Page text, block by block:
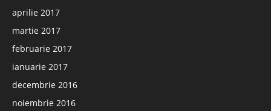
aprilie 2017
martie 2017
februarie 2017
ianuarie 2017
decembrie 2016
noiembrie 2016